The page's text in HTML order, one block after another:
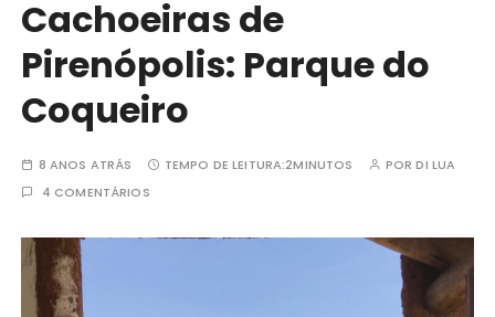
Cachoeiras de
Pirenópolis: Parque do
Coqueiro
8 ANOS ATRÁS TEMPO DE LEITURA:2MINUTOS PORDI LUA
4 COMENTÁRIOS